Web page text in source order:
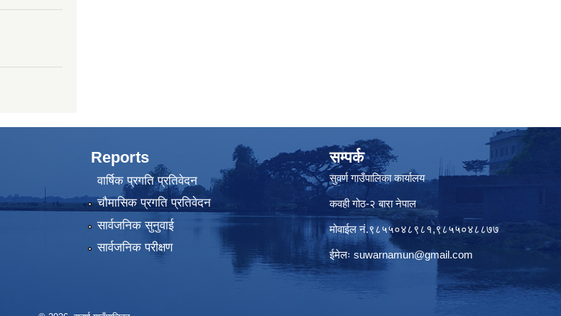
Reports
वार्षिक प्रगति प्रतिवेदन
चौमासिक प्रगति प्रतिवेदन
सार्वजनिक सुनुवाई
सार्वजनिक परीक्षण
सम्पर्क
सुवर्ण गाउँपालिका कार्यालय
कवही गोठ-२ बारा नेपाल
मोवाईल नं.९८५५०४८९८१,९८५५०४८८७७
ईमेलः suwarnamun@gmail.com